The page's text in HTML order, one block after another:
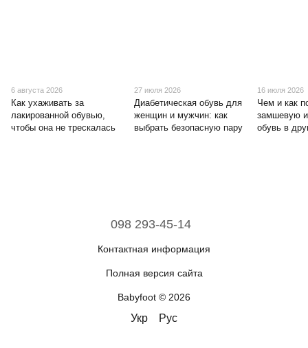
6 августа 2026
Как ухаживать за
лакированной обувью,
чтобы она не трескалась
27 июля 2026
Диабетическая обувь для
женщин и мужчин: как
выбрать безопасную пару
16 июля 2026
Чем и как
замшевую
обувь в
098 293-45-14
Контактная информация
Полная версия сайта
Babyfoot © 2026
Укр Рус